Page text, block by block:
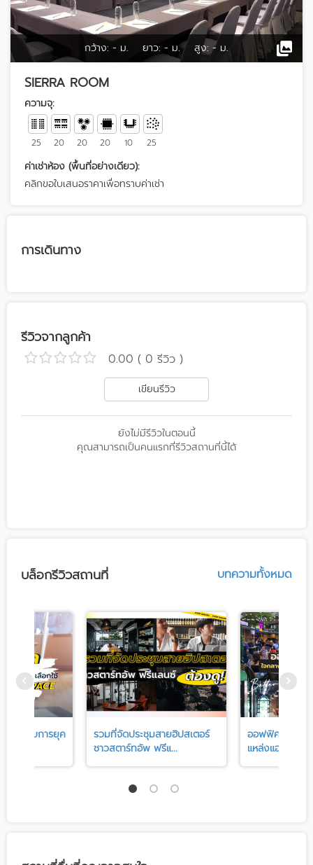
กว้าง: - ม. ยาว: - ม. สูง: - ม.
SIERRA ROOM
ความจุ:
25 20 20 20 10 25
ค่าเช่าห้อง (พื้นที่อย่างเดียว):
คลิกขอใบเสนอราคาเพื่อทราบค่าเช่า
การเดินทาง
รีวิวจากลูกค้า
0.00 ( 0 รีวิว )
เขียนรีวิว
ยังไม่มีรีวิวในตอนนี้
คุณสามารถเป็นคนแรกที่รีวิวสถานที่นี้ได้
บล็อกรีวิวสถานที่ บทความทั้งหมด
ประกอบการยุค
รวมที่จัดประชุมสายฮิปสเตอร์
ชาวสตาร์ทอัพ ฟรีแ...
ออฟฟิศรายวัน
แหล่งแฮงเอาท์